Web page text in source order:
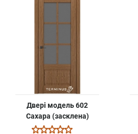
Двері модель 602
Сахара (засклена)